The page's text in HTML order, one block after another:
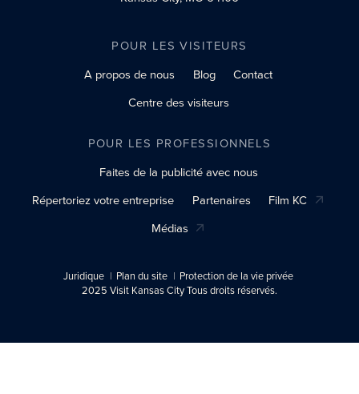
POUR LES VISITEURS
A propos de nous
Blog
Contact
Centre des visiteurs
POUR LES PROFESSIONNELS
Faites de la publicité avec nous
Répertoriez votre entreprise
Partenaires
Film KC
Médias
Juridique Plan du site
Protection de la vie privée
2025 Visit Kansas City Tous droits réservés.